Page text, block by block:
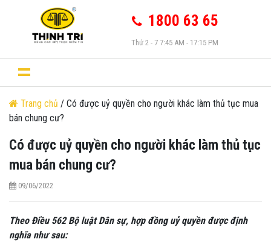
1800 63 65
Thứ 2 - 7 7:45 AM - 17:15 PM
Trang chủ / Có được uỷ quyền cho người khác làm thủ tục mua
bán chung cư?
Có được uỷ quyền cho người khác làm thủ tục
mua bán chung cư?
09/06/2022
Theo Điều 562 Bộ luật Dân sự, hợp đồng uỷ quyền được định
nghĩa như sau: